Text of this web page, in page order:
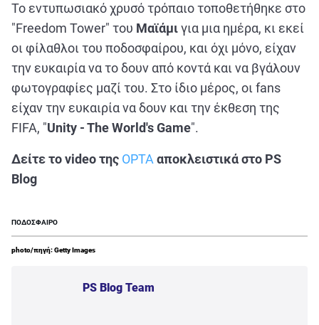
Εξυπηρέτηση Πελατών
Το εντυπωσιακό χρυσό τρόπαιο τοποθετήθηκε στο
"Freedom Tower" του Μαϊάμιγια μια ημέρα, κι εκεί
οι φίλαθλοι του ποδοσφαίρου, και όχι μόνο, είχαν
την ευκαιρία να το δουν από κοντά και να βγάλουν
φωτογραφίες μαζί του. Στο ίδιο μέρος, οι fans
είχαν την ευκαιρία να δουν και την έκθεση της
FIFA, "Unity - The World's Game".
Δείτε το video της OPTA αποκλειστικά στο PS
Blog
ΠΟΔΟΣΦΑΙΡΟ
photo/πηγή: Getty Images
PS Blog Team